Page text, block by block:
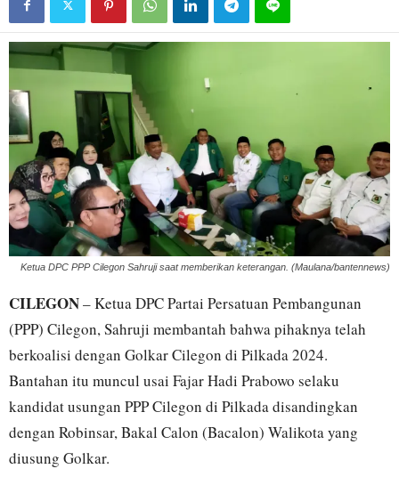
Ketua DPC PPP Cilegon Sahruji saat memberikan keterangan. (Maulana/bantennews)
CILEGON– Ketua DPC Partai Persatuan Pembangunan
(PPP) Cilegon, Sahruji membantah bahwa pihaknya telah
berkoalisi dengan Golkar Cilegon di Pilkada 2024.
Bantahan itu muncul usai Fajar Hadi Prabowo selaku
kandidat usungan PPP Cilegon di Pilkada disandingkan
dengan Robinsar, Bakal Calon (Bacalon) Walikota yang
diusung Golkar.